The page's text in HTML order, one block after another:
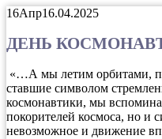
16Апр16.04.2025
ДЕНЬ
«…А мы летим орбитами,
ставшие символом
космонавтики, мы
покорителей космоса, но и
невозможное и движение